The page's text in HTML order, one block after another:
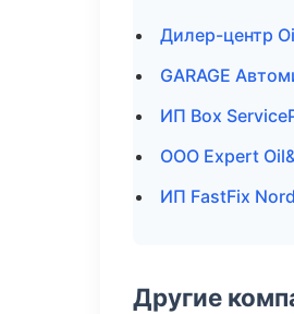
Дилер-центр
GARAGE
ИП Box
ООО Expert
ИП FastFix
Другие